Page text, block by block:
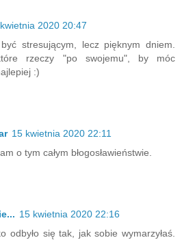
2020 20:47
stresującym, lecz pięknym dniem.
rzeczy "po swojemu", by móc
:)
15 kwietnia 2020 22:11
o tym całym błogosławieństwie.
15 kwietnia 2020 22:16
odbyło się tak, jak sobie wymarzyłaś.